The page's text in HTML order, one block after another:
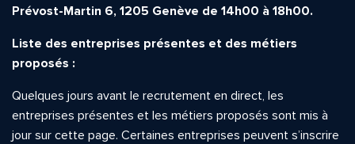
Prévost-Martin 6, 1205 Genève de 14h00 à 18h00.
Liste des entreprises présentes et des métiers
proposés :
Quelques jours avant le recrutement en direct, les
entreprises présentes et les métiers proposés sont mis à
jour sur cette page. Certaines entreprises peuvent s’inscrire
Prénom et nom*
Quelle est la pertinence de cette page?